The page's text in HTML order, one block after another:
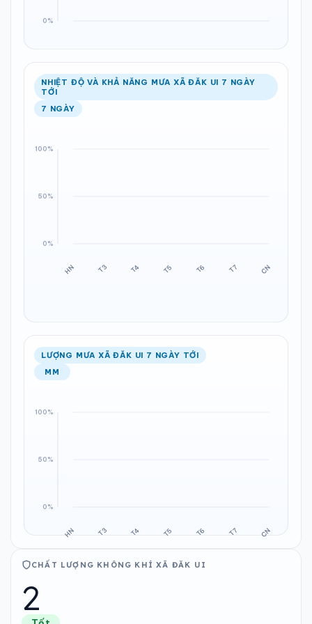
NHIỆT ĐỘ VÀ KHẢ NĂNG MƯA XÃ ĐĂK UI 7 NGÀY
TỚI
7 NGÀY
LƯỢNG MƯA XÃ ĐĂK UI 7 NGÀY TỚI
MM
CHẤT LƯỢNG KHÔNG KHÍ XÃ ĐĂK UI
2